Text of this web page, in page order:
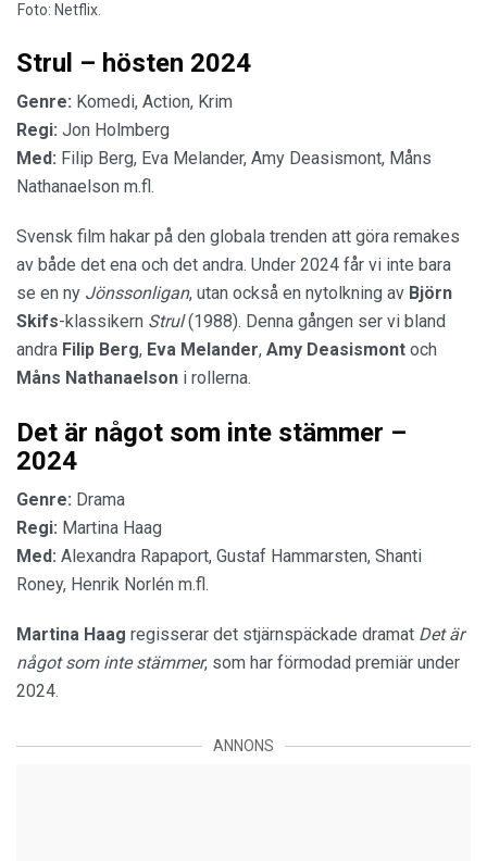
Foto: Netflix.
Strul – hösten 2024
Genre: Komedi, Action, Krim
Regi: Jon Holmberg
Med: Filip Berg, Eva Melander, Amy Deasismont, Måns
Nathanaelson m.fl.
Svensk film hakar på den globala trenden att göra remakes
av både det ena och det andra. Under 2024 får vi inte bara
se en ny Jönssonligan, utan också en nytolkning av Björn
Skifs-klassikern Strul(1988). Denna gången ser vi bland
andra Filip Berg, Eva Melander, Amy Deasismont och
Måns Nathanaelson i rollerna.
Det är något som inte stämmer –
2024
Genre: Drama
Regi: Martina Haag
Med: Alexandra Rapaport, Gustaf Hammarsten, Shanti
Roney, Henrik Norlén m.fl.
Martina Haag regisserar det stjärnspäckade dramat Det är
något som inte stämmer, som har förmodad premiär under
2024.
ANNONS